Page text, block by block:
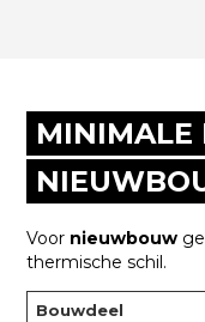
MINIMALE
Voor nieuwbouw
thermische schil.
Bouwdeel